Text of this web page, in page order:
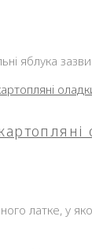
яблука
латке, у